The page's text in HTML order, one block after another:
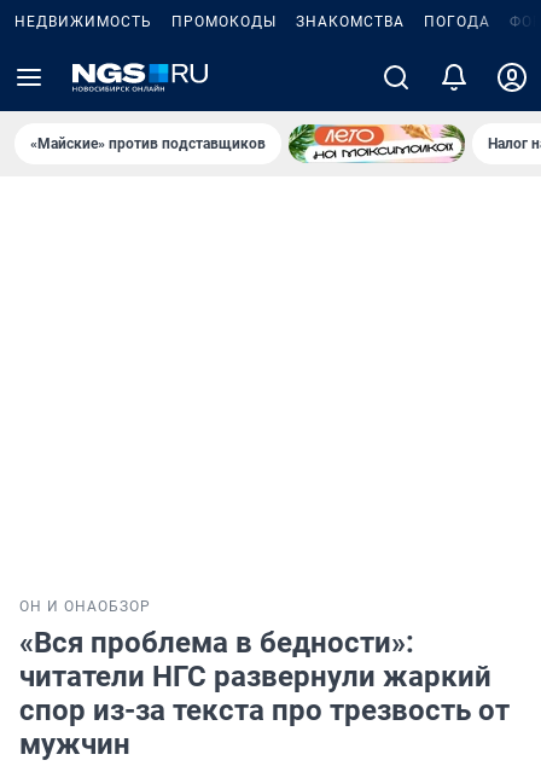
НЕДВИЖИМОСТЬ ПРОМОКОДЫ ЗНАКОМСТВА ПОГОДА
«Майские» против подставщиков Налог
ОН И ОНАОБЗОР
«Вся проблема в бедности»:
читатели НГС развернули жаркий
спор из-за текста про трезвость от
мужчин